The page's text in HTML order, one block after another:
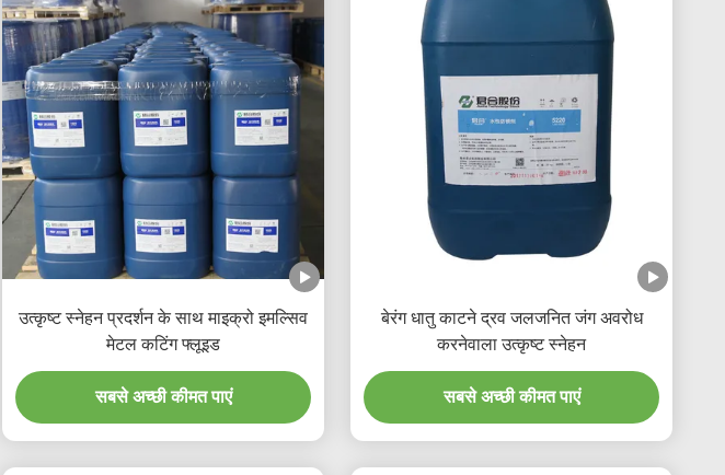
उत्कृष्ट स्नेहन प्रदर्शन के साथ माइक्रो इमल्सिव
मेटल कटिंग फ्लूइड
सबसे अच्छी कीमत पाएं
बेरंग धातु काटने द्रव जलजनित जंग अवरोध
करनेवाला उत्कृष्ट स्नेहन
सबसे अच्छी कीमत पाएं